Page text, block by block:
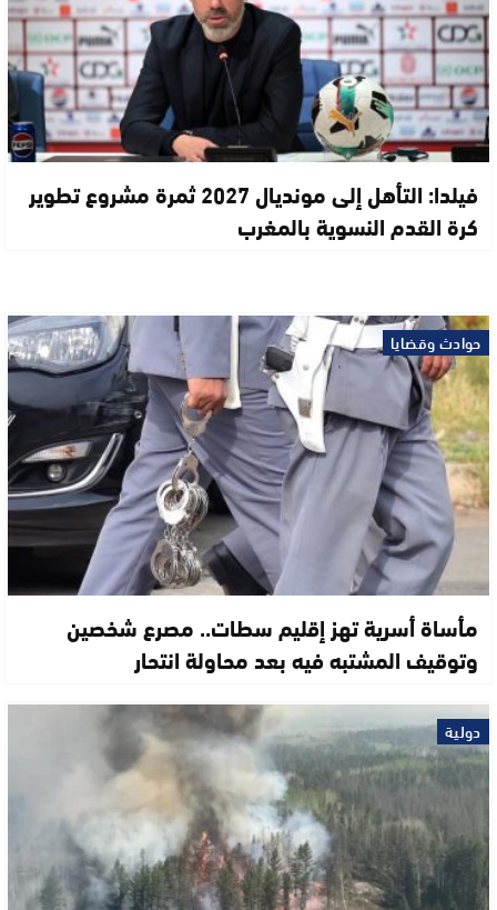
فيلدا: التأهل إلى مونديال 2027 ثمرة مشروع تطوير
كرة القدم النسوية بالمغرب
حوادث وقضايا
مأساة أسرية تهز إقليم سطات.. مصرع شخصين
وتوقيف المشتبه فيه بعد محاولة انتحار
دولية